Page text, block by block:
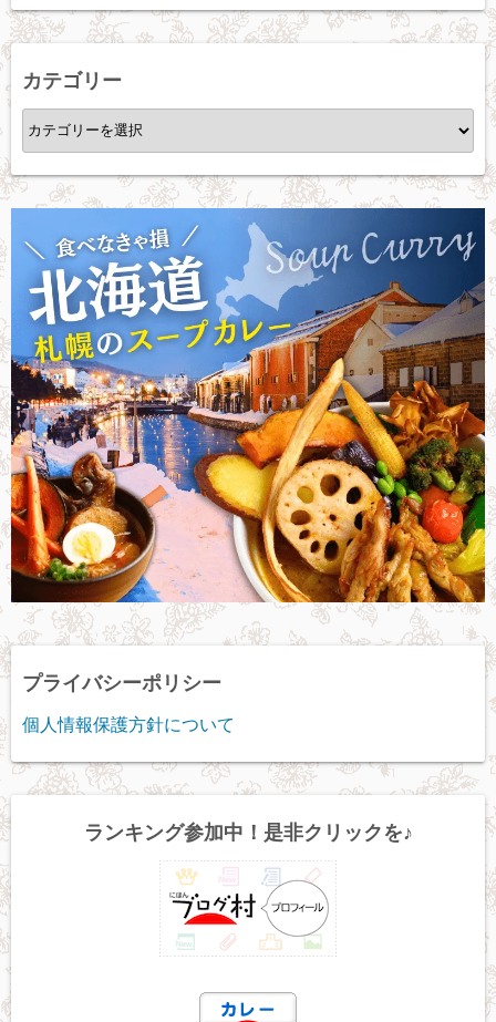
カ
イ
ブ
カテゴリー
カ
テ
ゴ
リ
プライバシーポリシー
個人情報保護方針について
ランキング参加中！是非クリックを♪